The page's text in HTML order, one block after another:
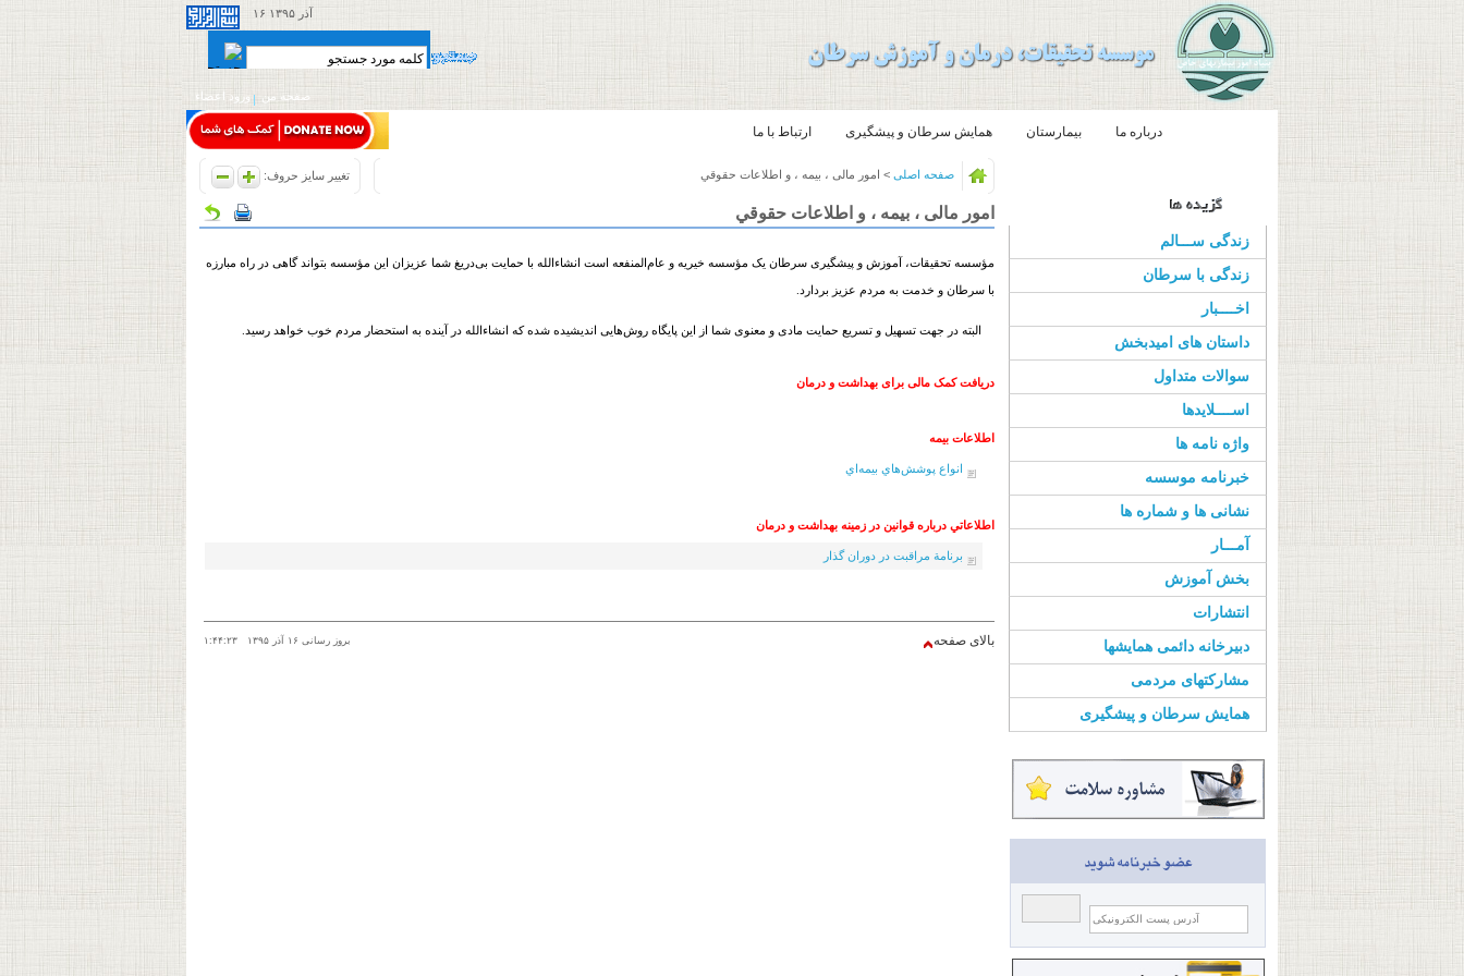
۱۶ آذر ۱۳۹۵
صفحه من ورود اعضاء
درباره ما بیمارستان همایش سرطان و پیشگیری ارتباط با ما
تغییر سایز حروف: صفحه اصلی > امور مالی ، بیمه ، و اطلاعات حقوقي
امور مالی ، بیمه ، و اطلاعات حقوقي
مؤسسه تحقیقات، آموزش و پیشگیری سرطان یک مؤسسه خیریه و عام‌المنفعه است انشاءالله با حمایت بی‌دریغ شما عزیزان این مؤسسه بتواند گاهی در راه مبارزه
با سرطان و خدمت به مردم عزیز بردارد.
البته در جهت تسهیل و تسریع حمایت مادی و معنوی شما از این پایگاه روش‌هایی اندیشیده شده که انشاءالله در آینده به استحضار مردم خوب خواهد رسید.
دریافت کمک مالی برای بهداشت و درمان
اطلاعات بیمه
انواع پوشش‌هاي بيمه‌اي
اطلاعاتي درباره قوانين در زمينه بهداشت و درمان
برنامة مراقبت در دوران گذار
بروز رسانی ۱۶ آذر ۱۳۹۵ ۱:۴۴:۲۳ بالای صفحه
زندگی ســـالم
زندگی با سرطان
اخــــبار
داستان های امیدبخش
سوالات متداول
اســــلایدها
واژه نامه ها
خبرنامه موسسه
نشانی ها و شماره ها
آمـــار
بخش آموزش
انتشارات
دبیرخانه دائمی همایشها
مشارکتهای مردمی
همایش سرطان و پیشگیری